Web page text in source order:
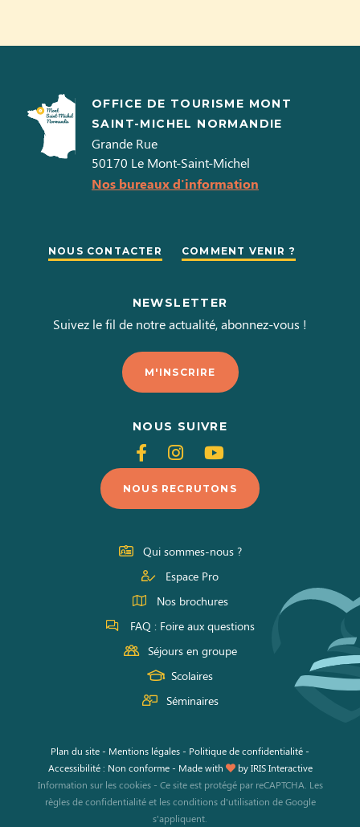
OFFICE DE TOURISME MONT
SAINT-MICHEL NORMANDIE
Grande Rue
50170 Le Mont-Saint-Michel
Nos bureaux d'information
NOUS CONTACTER COMMENT VENIR ?
NEWSLETTER
Suivez le fil de notre actualité, abonnez-vous !
M'INSCRIRE
NOUS SUIVRE
Suivez-
nous
sur
Facebook
Suivez-
nous
sur
Instagram
Suivez-
nous
sur
Youtube
NOUS RECRUTONS
Qui sommes-nous ?
Espace Pro
Nos brochures
FAQ : Foire aux questions
Séjours en groupe
Scolaires
Séminaires
Plan du site- Mentions légales- Politique de confidentialité-
Accessibilité : Non conforme - Made with byIRIS Interactive
Information sur les cookies- Ce site est protégé par reCAPTCHA. Les
règles de confidentialitéet lesconditions d'utilisation de Google
s'appliquent.